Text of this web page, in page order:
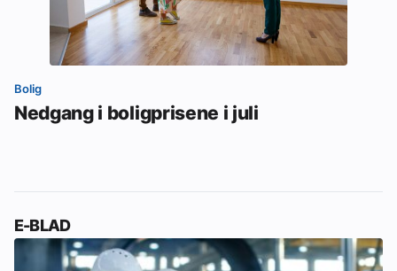
Bolig
Nedgang i boligprisene i juli
E-BLAD